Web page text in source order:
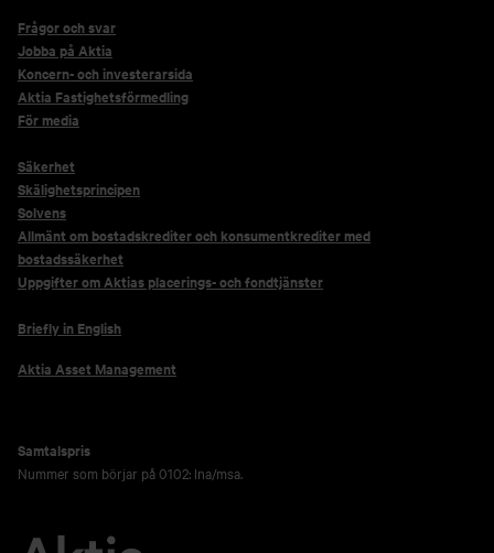
Frågor och svar
Jobba på Aktia
Koncern- och investerarsida
Aktia Fastighetsförmedling
För media
Säkerhet
Skälighetsprincipen
Solvens
Allmänt om bostadskrediter och konsumentkrediter med
bostadssäkerhet
Uppgifter om Aktias placerings- och fondtjänster
Briefly in English
Aktia Asset Management
Samtalspris
Nummer som börjar på 0102: lna/msa.